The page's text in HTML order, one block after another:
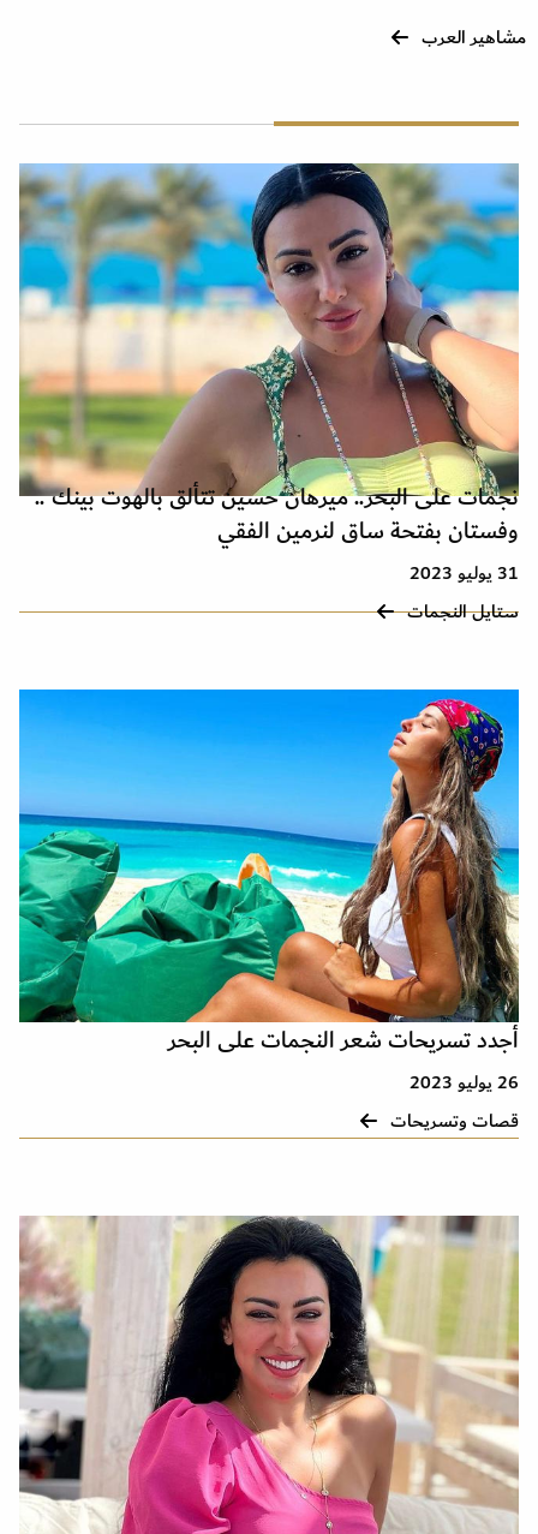
مشاهير العرب
نجمات على البحر.. ميرهان حسين تتألق بالهوت بينك ..
وفستان بفتحة ساق لنرمين الفقي
31 يوليو 2023
ستايل النجمات
أجدد تسريحات شعر النجمات على البحر
26 يوليو 2023
قصات وتسريحات